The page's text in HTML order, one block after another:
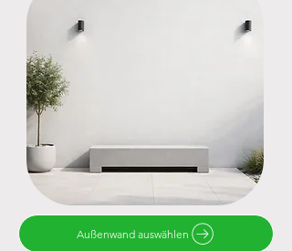
Außenwand auswählen